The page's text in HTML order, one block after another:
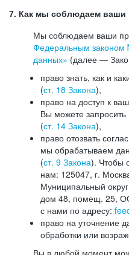
7. Как мы соблюдаем ваши
Мы соблюдаем ваши
Федеральным
данных» (далее —
право знать, как и
(ст. 18 Закона),
право на доступ к
Вы можете
(ст. 14 Закона),
право отозвать
мы обрабатываем
(ст. 9 Закона). Чтобы
нам: 125047, г.
Муниципальный
дом 48, помещ. 25,
с нами по адресу:
право на уточнение
обработки или
Вы в любой момент